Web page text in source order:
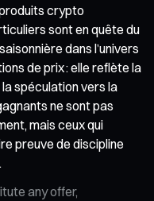
crypto
sont en quête du
dans l’univers
de prix : elle reflète la
spéculation vers la
ne sont pas
mais ceux qui
preuve de discipline
any offer,